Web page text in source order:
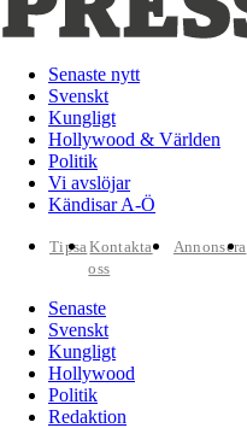
Senaste nytt
Svenskt
Kungligt
Hollywood & Världen
Politik
Vi avslöjar
Kändisar A-Ö
TipsaKontakta
oss
Annonsera
Senaste
Svenskt
Kungligt
Hollywood
Politik
Redaktion